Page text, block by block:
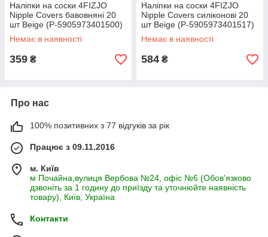
Наліпки на соски 4FIZJO
Nipple Covers бавовняні 20
шт Beige (P-5905973401500)
Немає в наявності
359 ₴
Наліпки на соски 4FIZJO
Nipple Covers силіконові 20
шт Beige (P-5905973401517)
Немає в наявності
584 ₴
Про нас
100% позитивних з 77 відгуків за рік
Працює з 09.11.2016
м. Київ
м Почайна,вулиця Вербова №24, офіс №6 (Обов'язково
дзвоніть за 1 годину до приїзду та уточнюйте наявність
товару), Київ, Україна
Контакти